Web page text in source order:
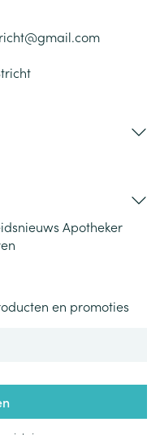
gmail.com
Apotheker
en promoties